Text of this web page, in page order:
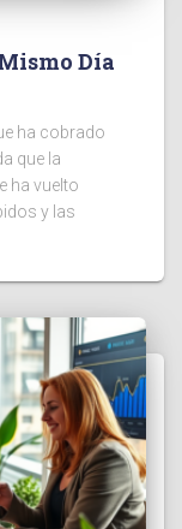
Día
ha cobrado
que la
ha vuelto
y las